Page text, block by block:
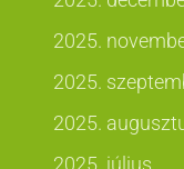
2025.
2025.
2025.
2025. július